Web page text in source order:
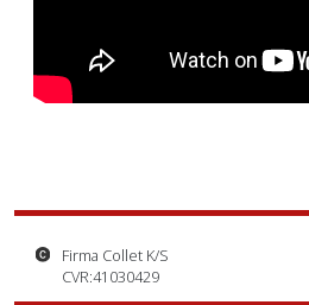
Firma Collet K/S
CVR:41030429